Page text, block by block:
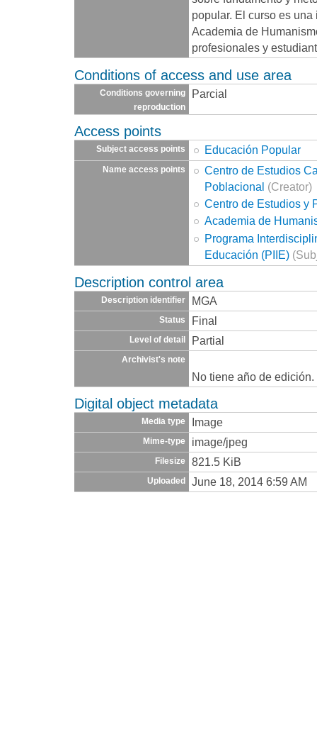
popular. El curso es
Academia de
profesionales y
Conditions of access and use area
Conditions governing
reproduction
Parcial
Access points
Subject access points Educación Popular
Name access points
Centro de Estudios
Poblacional (Creator)
Centro de Estudios y
Academia de
Programa
Educación (PIIE)
Description control area
Description identifier MGA
Status Final
Level of detail Partial
Archivist's note
No tiene año de edición.
Digital object metadata
Media type Image
Mime-type image/jpeg
Filesize 821.5 KiB
Uploaded June 18, 2014 6:59 AM